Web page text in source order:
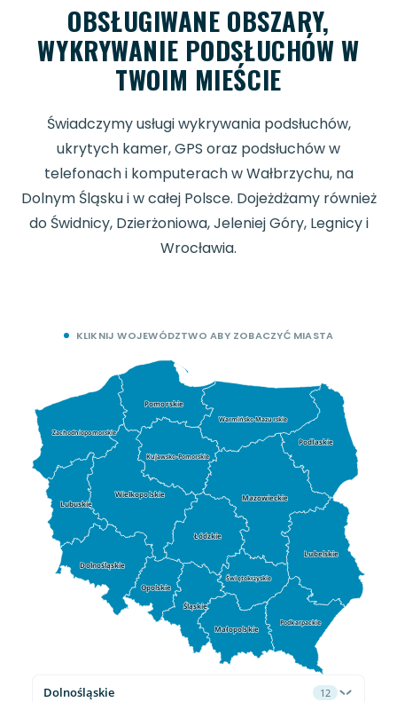
OBSŁUGIWANE OBSZARY,
WYKRYWANIE PODSŁUCHÓW W
TWOIM MIEŚCIE
Świadczymy usługi wykrywania podsłuchów,
ukrytych kamer, GPS oraz podsłuchów w
telefonach i komputerach w Wałbrzychu, na
Dolnym Śląsku i w całej Polsce. Dojeżdżamy również
do Świdnicy, Dzierżoniowa, Jeleniej Góry, Legnicy i
Wrocławia.
KLIKNIJ WOJEWÓDZTWO ABY ZOBACZYĆ MIASTA
Dolnośląskie
Kujawsko-Pomorskie
Łódzkie
Lubelskie
Lubuskie
Małopolskie
Mazowieckie
Opolskie
Podkarpackie
Podlaskie
Pomorskie
Śląskie
Świętokrzyskie
Warmińsko-Mazurskie
Wielkopolskie
Zachodniopomorskie
Dolnośląskie 12